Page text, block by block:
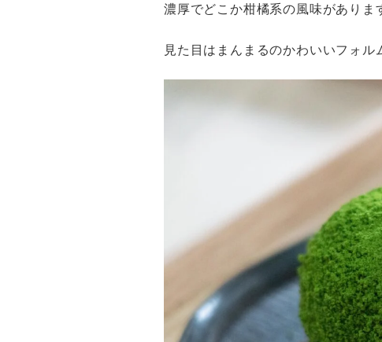
濃厚でどこか柑橘系の風味がありま
見た目はまんまるのかわいいフォル